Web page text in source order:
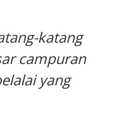
katang
campuran
yang